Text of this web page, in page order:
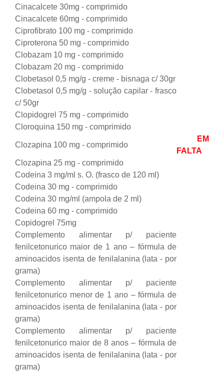
Cinacalcete 30mg - comprimido
Cinacalcete 60mg - comprimido
Ciprofibrato 100 mg - comprimido
Ciproterona 50 mg - comprimido
Clobazam 10 mg - comprimido
Clobazam 20 mg - comprimido
Clobetasol 0,5 mg/g - creme - bisnaga c/ 30gr
Clobetasol 0,5 mg/g - solução capilar - frasco
c/ 50gr
Clopidogrel 75 mg - comprimido
Cloroquina 150 mg - comprimido
Clozapina 100 mg - comprimido
EM
FALTA
Clozapina 25 mg - comprimido
Codeina 3 mg/ml s. O. (frasco de 120 ml)
Codeina 30 mg - comprimido
Codeina 30 mg/ml (ampola de 2 ml)
Codeina 60 mg - comprimido
Copidogrel 75mg
Complemento alimentar p/ paciente
fenilcetonurico maior de 1 ano – fórmula de
aminoacidos isenta de fenilalanina (lata - por
grama)
Complemento alimentar p/ paciente
fenilcetonurico menor de 1 ano – fórmula de
aminoacidos isenta de fenilalanina (lata - por
grama)
Complemento alimentar p/ paciente
fenilcetonurico maior de 8 anos – fórmula de
aminoacidos isenta de fenilalanina (lata - por
grama)